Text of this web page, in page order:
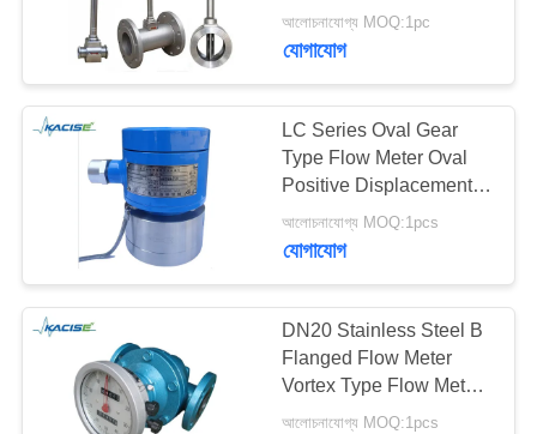
আমাদের
সম্পর্কে
মান
নিয়ন্ত্রণ
আমাদের
Installation
আলোচনাযোগ্য MOQ:1pc
যোগাযোগ
LC Series Oval Gear
Type Flow Meter Oval
Positive Displacement
Flow Meter With Strainer
আলোচনাযোগ্য MOQ:1pcs
যোগাযোগ
DN20 Stainless Steel B
Flanged Flow Meter
Vortex Type Flow Meter
For Chemical Industry
আলোচনাযোগ্য MOQ:1pcs